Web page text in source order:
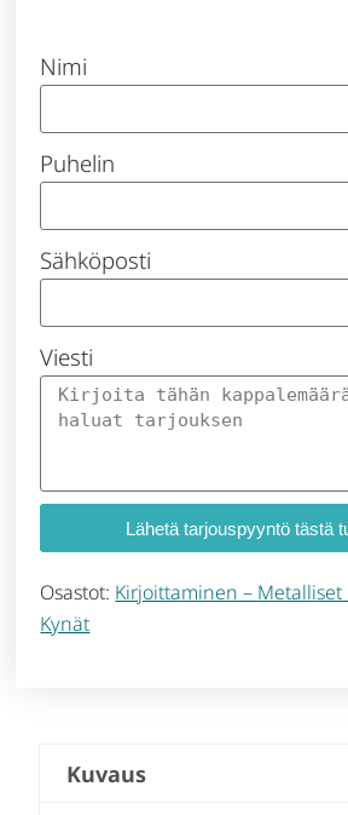
Nimi
Puhelin
Sähköposti
Viesti
Lähetä tarjouspyyntö tästä
Osastot: Kirjoittaminen –
Kynät
Kuvaus